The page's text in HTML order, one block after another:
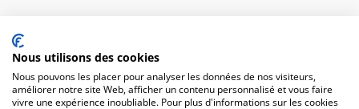
Livraisons
NOS COORDONNÉES
530 avenue du Roucagnier , 34400 Lunel-Viel
Nous utilisons des cookies
Nous pouvons les placer pour analyser les données de nos visiteurs,
améliorer notre site Web, afficher un contenu personnalisé et vous faire
vivre une expérience inoubliable. Pour plus d'informations sur les cookies